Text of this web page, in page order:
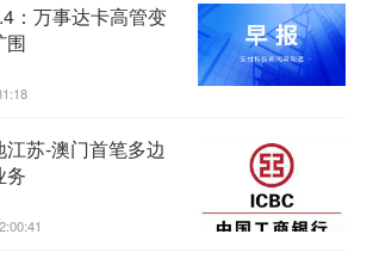
：万事达卡高管变
围
苏-澳门首笔多边
务